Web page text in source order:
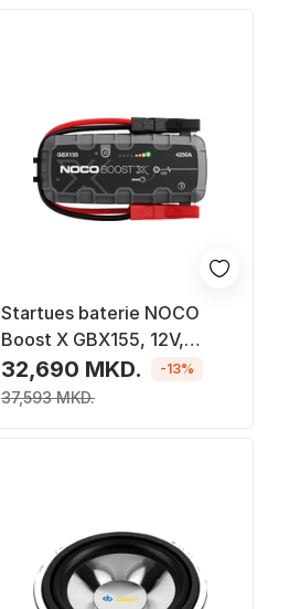
Startues baterie NOCO
Boost X GBX155, 12V,
4250A, i zi gri
32,690 MKD.
37,593 MKD.
-13%